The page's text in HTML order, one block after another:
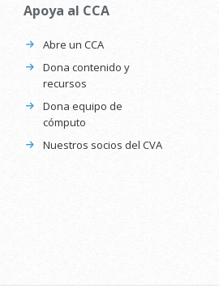
Apoya al CCA
Abre un CCA
Dona contenido y
recursos
Dona equipo de
cómputo
Nuestros socios del CVA